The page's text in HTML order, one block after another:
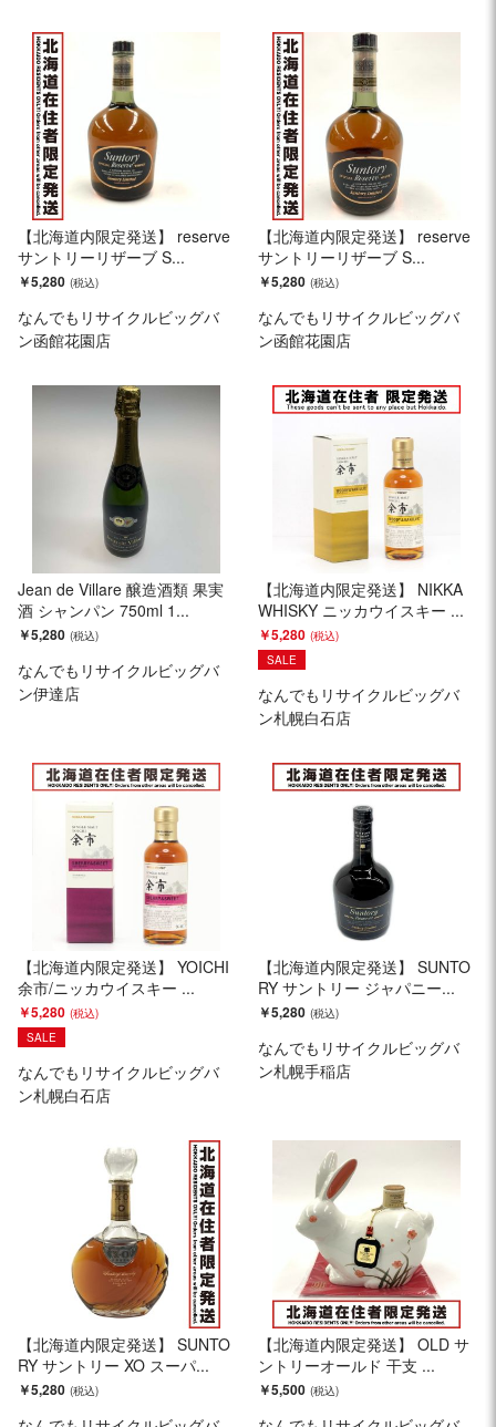
【北海道内限定発送】 reserve
サントリーリザーブ S...
￥5,280
なんでもリサイクルビッグバ
ン函館花園店
【北海道内限定発送】 reserve
サントリーリザーブ S...
￥5,280
なんでもリサイクルビッグバ
ン函館花園店
Jean de Villare 醸造酒類 果実
酒 シャンパン 750ml 1...
￥5,280
なんでもリサイクルビッグバ
ン伊達店
【北海道内限定発送】 NIKKA
WHISKY ニッカウイスキー ...
￥5,280
SALE
なんでもリサイクルビッグバ
ン札幌白石店
【北海道内限定発送】 YOICHI
余市/ニッカウイスキー ...
￥5,280
SALE
なんでもリサイクルビッグバ
ン札幌白石店
【北海道内限定発送】 SUNTO
RY サントリー ジャパニー...
￥5,280
なんでもリサイクルビッグバ
ン札幌手稲店
【北海道内限定発送】 SUNTO
RY サントリー XO スーパ...
￥5,280
【北海道内限定発送】 OLD サ
ントリーオールド 干支 ...
￥5,500